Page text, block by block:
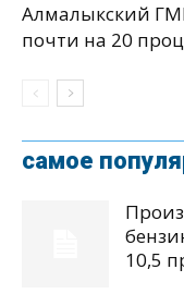
Алмалыкский
почти на 20
самое
10,5